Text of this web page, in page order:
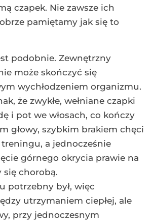
czapek. Nie zawsze ich
pamiętamy jak się to
podobnie. Zewnętrzny
może skończyć się
wychłodzeniem organizmu.
że zwykłe, wełniane czapki
i pot we włosach, co kończy
głowy, szybkim brakiem chęci
a jednocześnie
górnego okrycia prawie na
się chorobą.
potrzebny był, więc
utrzymaniem ciepłej, ale
przy jednoczesnym